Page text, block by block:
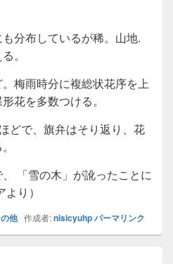
分布しているが稀。山地.
。
梅雨時分に複総状花序を上
花を多数つける。
どで、旗弁はそり返り、花
「雪の木」が訛ったことに
り）
他作成者:nisicyuhpパーマリンク